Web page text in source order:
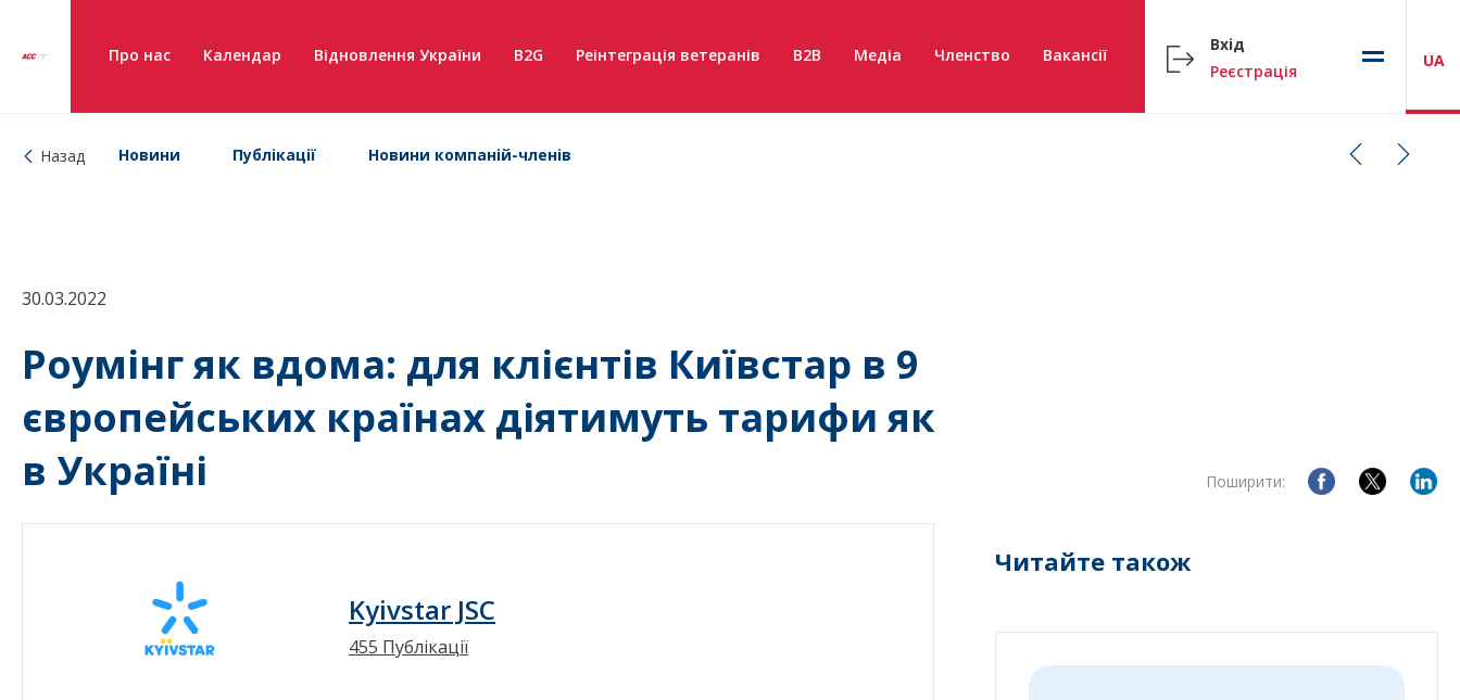
Про нас Календар Відновлення України B2G Реінтеграція ветеранів B2B Медіа Членство Вакансії
Вхід
Реєстрація
UA
Назад Новини Публікації Новини компаній-членів
30.03.2022
Роумінг як вдома: для клієнтів Київстар в 9
європейських країнах діятимуть тарифи як
в Україні
Поширити:
Kyivstar JSC
455 Публікації
Читайте також